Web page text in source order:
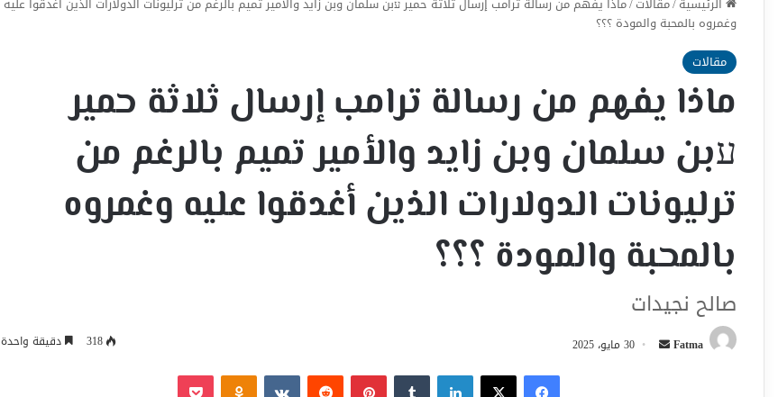
وغمروه بالمحبة والمودة ؟؟؟
مقالات
ماذا يفهم من رسالة ترامب إرسال ثلاثة حمير
עبن سلمان وبن زايد والأمير تميم بالرغم من
ترليونات الدولارات الذين أغدقوا عليه وغمروه
بالمحبة والمودة ؟؟؟
صالح نجيدات
Fatma
أرسل 30 مايو، 2025 318 دقيقة واحدة
فيسبوك‫X لينكدإن بينتيريست Odnoklassniki
‫Pocket